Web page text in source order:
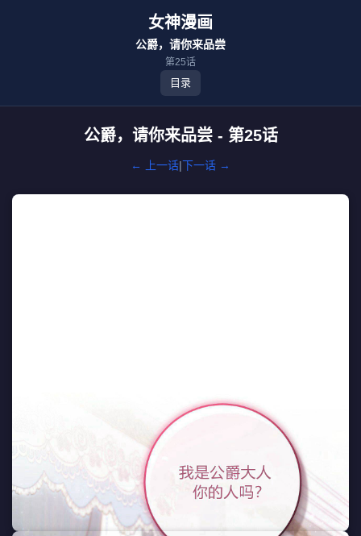
女神漫画
公爵，请你来品尝
第25话
目录
公爵，请你来品尝 - 第25话
← 上一话|下一话 →